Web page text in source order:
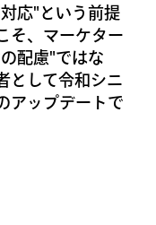
応"という前提
そ、マーケター
配慮"ではな
として令和シニ
アップデートで